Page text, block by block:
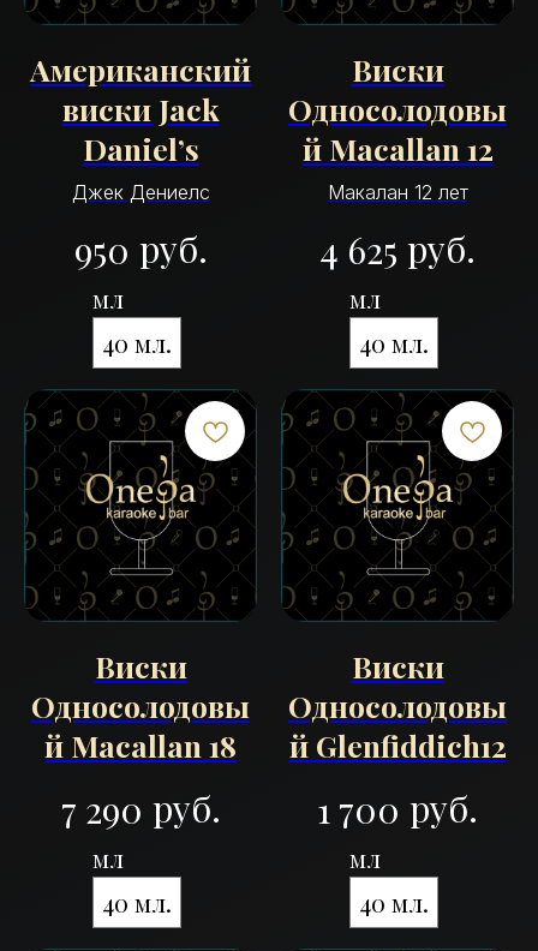
Американский
виски Jack
Daniel’s
Джек Дениелс
950 руб.
мл
40 мл.
Виски
Односолодовы
й Macallan 12
Макалан 12 лет
4 625 руб.
мл
40 мл.
Виски
Односолодовы
й Macallan 18
7 290 руб.
мл
40 мл.
Виски
Односолодовы
й Glenfiddich12
1 700 руб.
мл
40 мл.